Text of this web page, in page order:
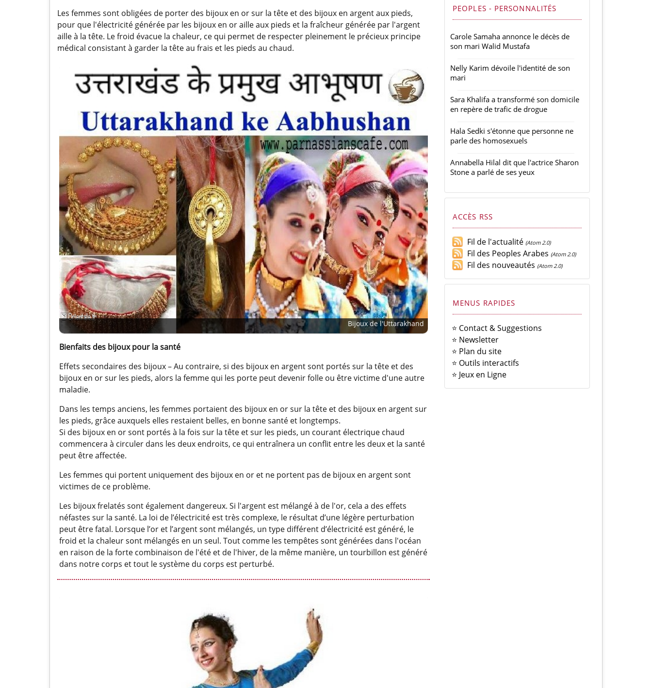
Les femmes sont obligées de porter des bijoux en or sur la tête et des bijoux en argent aux pieds,
pour que l'électricité générée par les bijoux en or aille aux pieds et la fraîcheur générée par l'argent
aille à la tête. Le froid évacue la chaleur, ce qui permet de respecter pleinement le précieux principe
médical consistant à garder la tête au frais et les pieds au chaud.
Bijoux de l'Uttarakhand
Bienfaits des bijoux pour la santé
Effets secondaires des bijoux – Au contraire, si des bijoux en argent sont portés sur la tête et des
bijoux en or sur les pieds, alors la femme qui les porte peut devenir folle ou être victime d'une autre
maladie.
Dans les temps anciens, les femmes portaient des bijoux en or sur la tête et des bijoux en argent sur
les pieds, grâce auxquels elles restaient belles, en bonne santé et longtemps.
Si des bijoux en or sont portés à la fois sur la tête et sur les pieds, un courant électrique chaud
commencera à circuler dans les deux endroits, ce qui entraînera un conflit entre les deux et la santé
peut être affectée.
Les femmes qui portent uniquement des bijoux en or et ne portent pas de bijoux en argent sont
victimes de ce problème.
Les bijoux frelatés sont également dangereux. Si l'argent est mélangé à de l'or, cela a des effets
néfastes sur la santé. La loi de l’électricité est très complexe, le résultat d’une légère perturbation
peut être fatal. Lorsque l’or et l’argent sont mélangés, un type différent d’électricité est généré, le
froid et la chaleur sont mélangés en un seul. Tout comme les tempêtes sont générées dans l'océan
en raison de la forte combinaison de l'été et de l'hiver, de la même manière, un tourbillon est généré
dans notre corps et tout le système du corps est perturbé.
PEOPLES - PERSONNALITÉS
Carole Samaha annonce le décès de
son mari Walid Mustafa
Nelly Karim dévoile l'identité de son
mari
Sara Khalifa a transformé son domicile
en repère de trafic de drogue
Hala Sedki s'étonne que personne ne
parle des homosexuels
Annabella Hilal dit que l'actrice Sharon
Stone a parlé de ses yeux
ACCÈS RSS
Fil de l'actualité (Atom 2.0)
Fil des Peoples Arabes (Atom 2.0)
Fil des nouveautés (Atom 2.0)
MENUS RAPIDES
⭐ Contact & Suggestions
⭐ Newsletter
⭐ Plan du site
⭐ Outils interactifs
⭐ Jeux en Ligne